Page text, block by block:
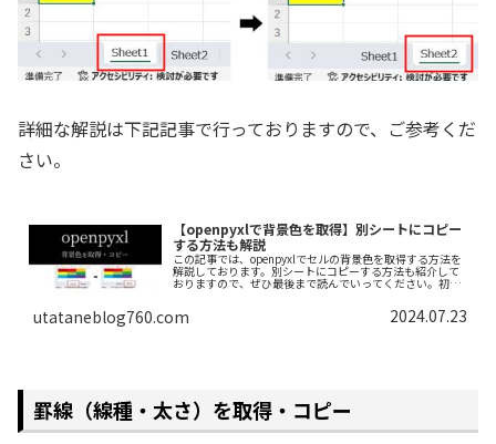
詳細な解説は下記記事で行っておりますので、ご参考くだ
さい。
【openpyxlで背景色を取得】別シートにコピー
する方法も解説
この記事では、openpyxlでセルの背景色を取得する方法を
解説しております。別シートにコピーする方法も紹介して
おりますので、ぜひ最後まで読んでいってください。初心
utataneblog760.com 2024.07.23
罫線（線種・太さ）を取得・コピー